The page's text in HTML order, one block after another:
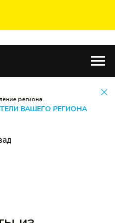
региона...
ВАШЕГО РЕГИОНА